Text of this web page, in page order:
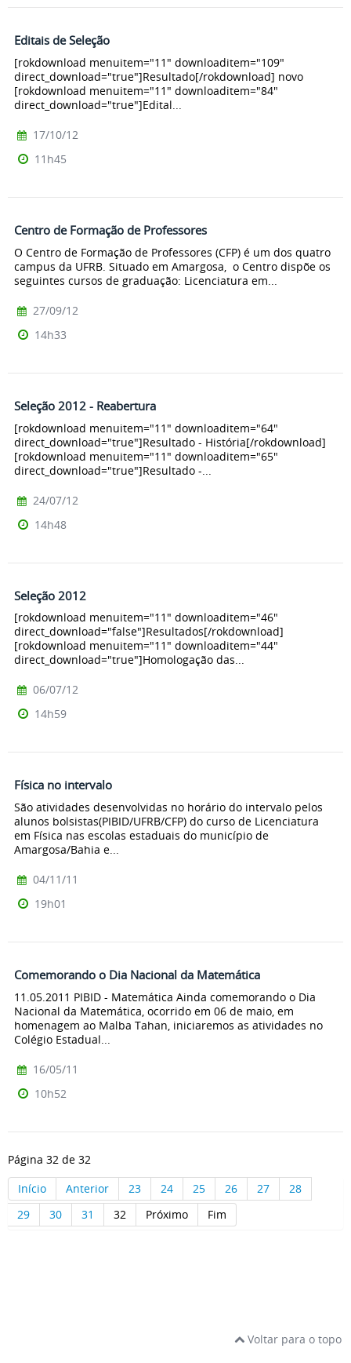
Editais de Seleção
[rokdownload menuitem="11" downloaditem="109"
direct_download="true"]Resultado[/rokdownload] novo
[rokdownload menuitem="11" downloaditem="84"
direct_download="true"]Edital...
17/10/12
11h45
Centro de Formação de Professores
O Centro de Formação de Professores (CFP) é um dos quatro
campus da UFRB. Situado em Amargosa, o Centro dispõe os
seguintes cursos de graduação: Licenciatura em...
27/09/12
14h33
Seleção 2012 - Reabertura
[rokdownload menuitem="11" downloaditem="64"
direct_download="true"]Resultado - História[/rokdownload]
[rokdownload menuitem="11" downloaditem="65"
direct_download="true"]Resultado -...
24/07/12
14h48
Seleção 2012
[rokdownload menuitem="11" downloaditem="46"
direct_download="false"]Resultados[/rokdownload]
[rokdownload menuitem="11" downloaditem="44"
direct_download="true"]Homologação das...
06/07/12
14h59
Física no intervalo
São atividades desenvolvidas no horário do intervalo pelos
alunos bolsistas(PIBID/UFRB/CFP) do curso de Licenciatura
em Física nas escolas estaduais do município de
Amargosa/Bahia e...
04/11/11
19h01
Comemorando o Dia Nacional da Matemática
11.05.2011 PIBID - Matemática Ainda comemorando o Dia
Nacional da Matemática, ocorrido em 06 de maio, em
homenagem ao Malba Tahan, iniciaremos as atividades no
Colégio Estadual...
16/05/11
10h52
Página 32 de 32
Início
Anterior 23 24 25 26 27
28
29
30 31 32 Próximo Fim
Voltar para o topo